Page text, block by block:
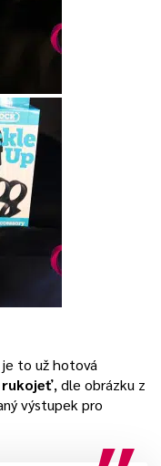
to už hotová
rukojeť, dle obrázku z
výstupek pro